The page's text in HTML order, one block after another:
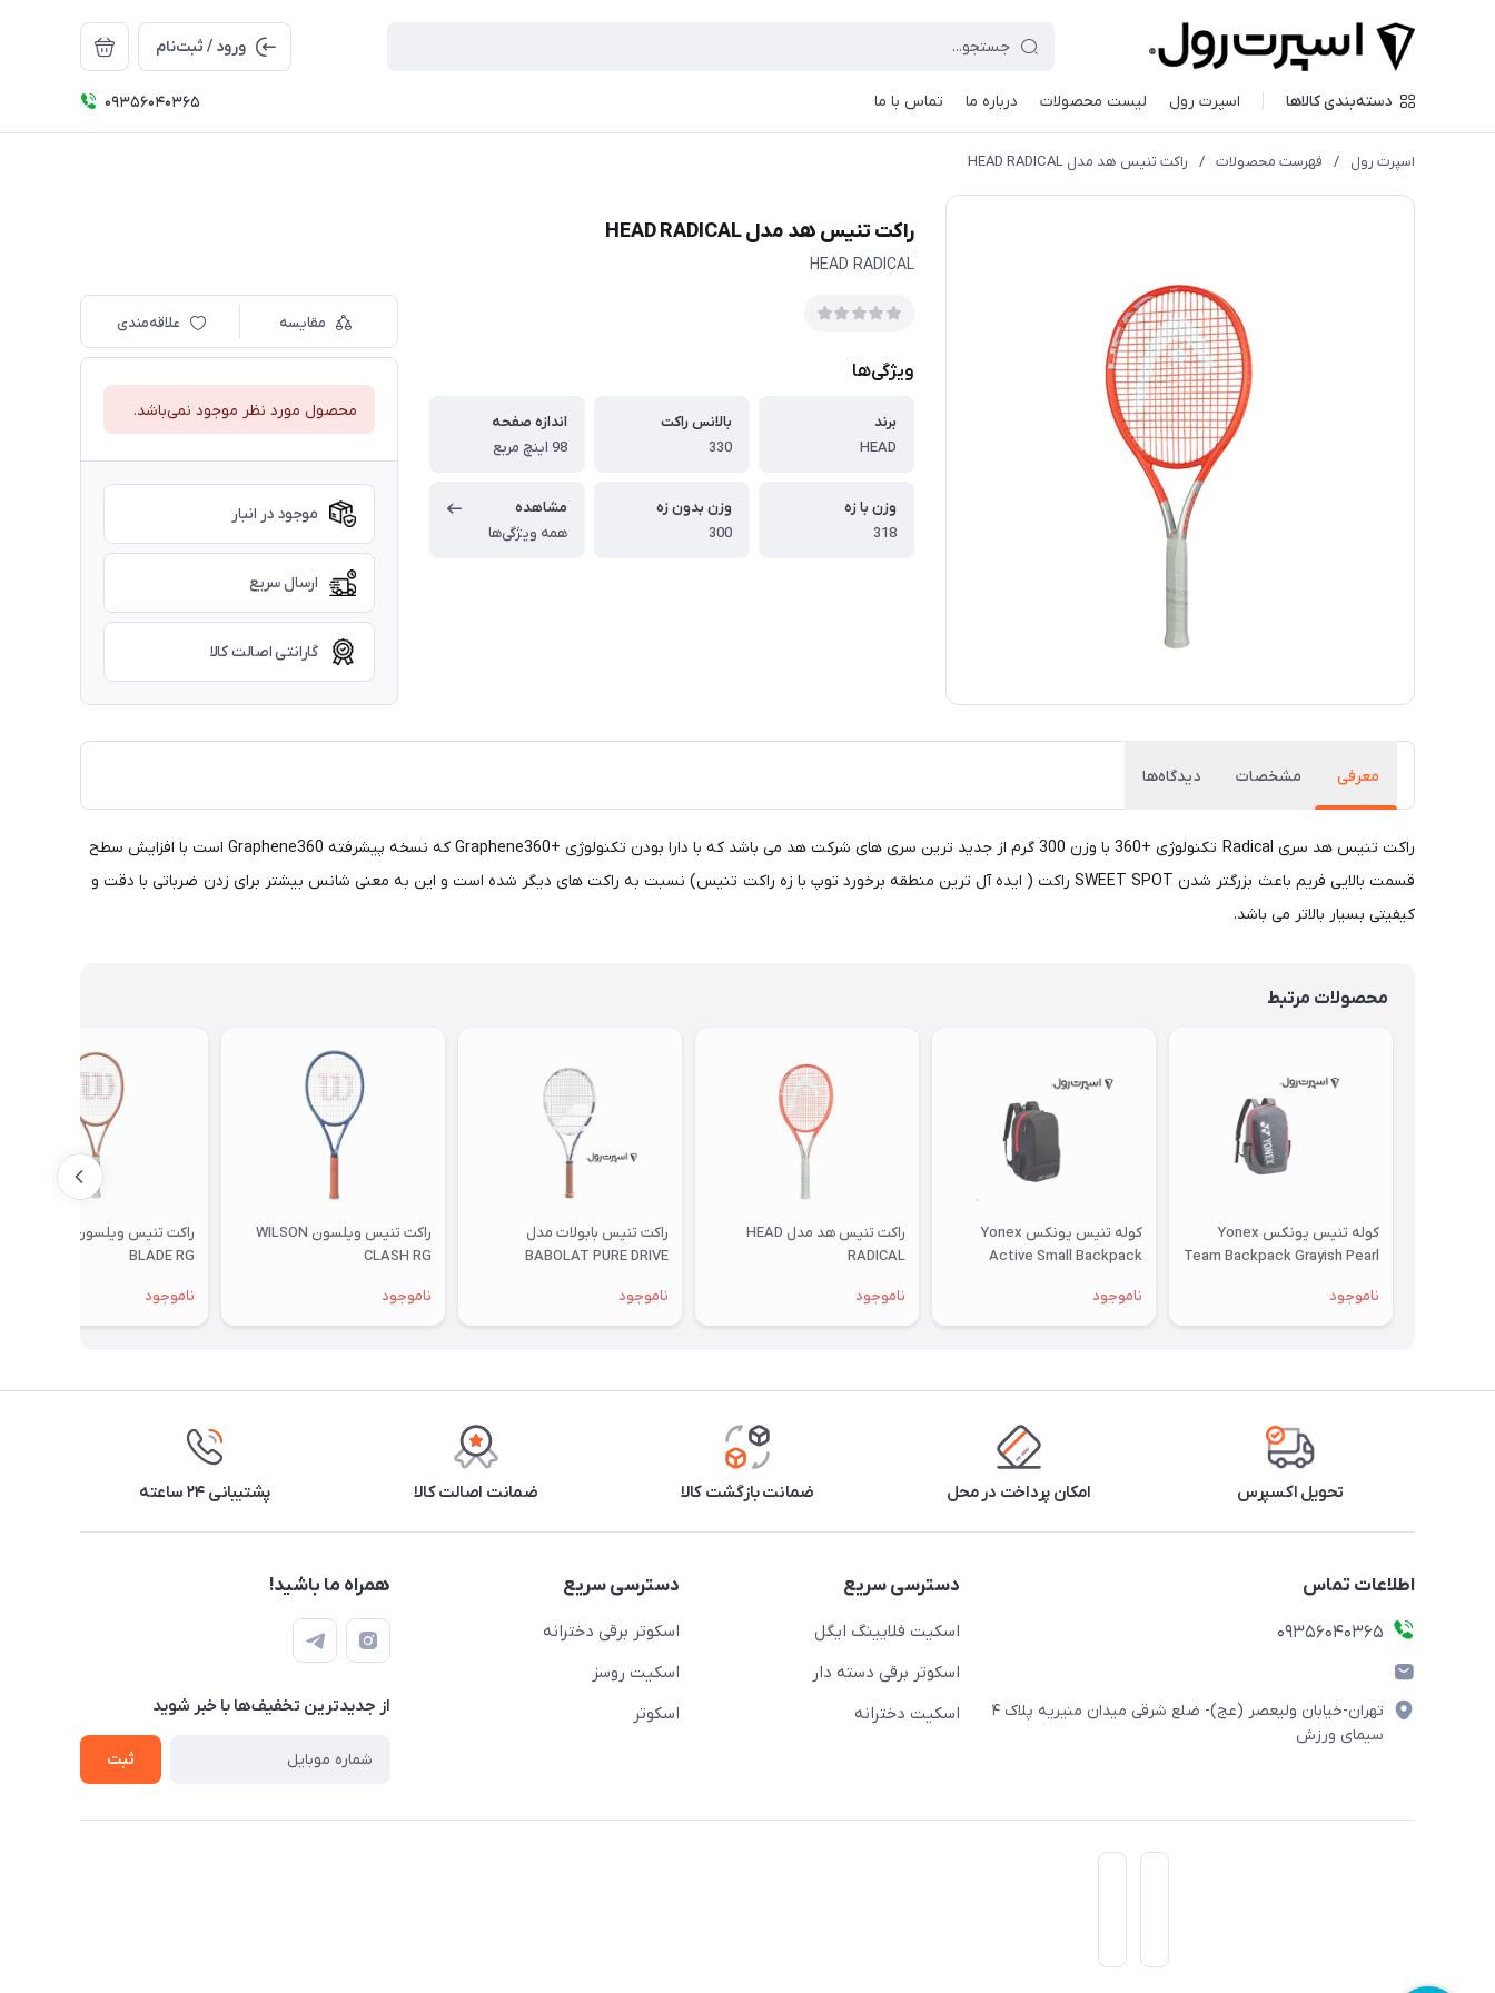
ورود / ثبت‌نام
دسته‌بندی کالاها اسپرت رول لیست محصولات درباره ما تماس با ما 09356040365
اسپرت رول / فهرست محصولات / راکت تنیس هد مدل HEAD RADICAL
راکت تنیس هد مدل HEAD RADICAL
HEAD RADICAL
ویژگی‌ها
برند
HEAD
بالانس راکت
330
اندازه صفحه
98 اینچ مربع
وزن با زه
318
وزن بدون زه
300
مشاهده
همه ویژگی‌ها
مقایسه علاقه‌مندی
محصول مورد نظر موجود نمی‌باشد.
موجود در انبار
ارسال سریع
گارانتی اصالت کالا
معرفی مشخصات دیدگاه‌ها
راکت تنیس هد سری Radical تکنولوژی +360 با وزن 300 گرم از جدید ترین سری های شرکت هد می باشد که با دارا بودن تکنولوژی +Graphene360 که نسخه پیشرفته Graphene360 است با افزایش سطح
قسمت بالایی فریم باعث بزرگتر شدن SWEET SPOT راکت ( ایده آل ترین منطقه برخورد توپ با زه راکت تنیس) نسبت به راکت های دیگر شده است و این به معنی شانس بیشتر برای زدن ضرباتی با دقت و
کیفیتی بسیار بالاتر می باشد.
محصولات مرتبط
کوله تنیس یونکس Yonex
Team Backpack Grayish Pearl
ناموجود
کوله تنیس یونکس Yonex
Active Small Backpack
ناموجود
راکت تنیس هد مدل HEAD
RADICAL
ناموجود
راکت تنیس بابولات مدل
BABOLAT PURE DRIVE
ناموجود
راکت تنیس ویلسون WILSON
CLASH RG
ناموجود
BLADE RG
ناموجود
تحویل اکسپرس امکان پرداخت در محل ضمانت بازگشت کالا ضمانت اصالت کالا پشتیبانی ۲۴ ساعته
اطلاعات تماس
۰۹۳۵۶۰۴۰۳۶۵
تهران-خیابان ولیعصر (عج)- ضلع شرقی میدان منیریه پلاک ۴
سیمای ورزش
دسترسی سریع
اسکیت فلایینگ ایگل
اسکوتر برقی دسته دار
اسکیت دخترانه
دسترسی سریع
اسکوتر برقی دخترانه
اسکیت روسز
اسکوتر
همراه ما باشید!
از جدید‌ترین تخفیف‌ها با‌ خبر شوید
ثبت